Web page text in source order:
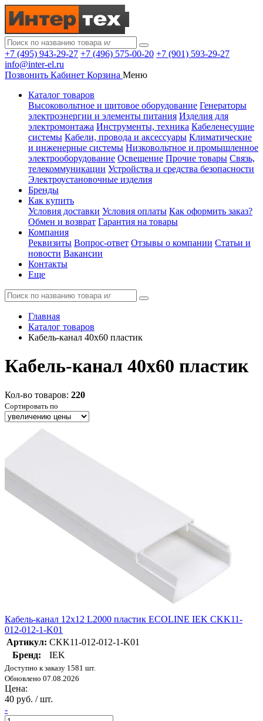
+7 (495) 943-29-27 +7 (496) 575-00-20 +7 (901) 593-29-27
info@inter-el.ru
Позвонить Кабинет Корзина Меню
Каталог товаров
Высоковольтное и щитовое оборудование Генераторы
электроэнергии и элементы питания Изделия для
электромонтажа Инструменты, техника Кабеленесущие
системы Кабели, провода и аксессуары Климатические
и инженерные системы Низковольтное и промышленное
электрооборудование Освещение Прочие товары Связь,
телекоммуникации Устройства и средства безопасности
Электроустановочные изделия
Бренды
Как купить
Условия доставки Условия оплаты Как оформить заказ?
Обмен и возврат Гарантия на товары
Компания
Реквизиты Вопрос-ответ Отзывы о компании Статьи и
новости Вакансии
Контакты
Еще
Главная
Каталог товаров
Кабель-канал 40х60 пластик
Кабель-канал 40х60 пластик
Кол-во товаров: 220
Сортировать по
Кабель-канал 12х12 L2000 пластик ECOLINE IEK CKK11-
012-012-1-K01
Артикул: CKK11-012-012-1-K01
Бренд:
IEK
Доступно к заказу 1581 шт.
Обновлено 07.08.2026
Цена:
40 руб. / шт.
-